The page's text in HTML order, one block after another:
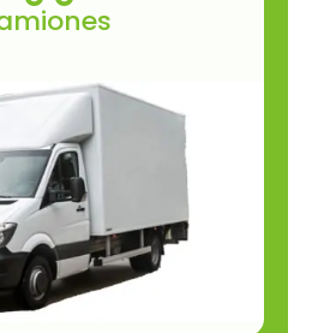
gruas, camiones de
caja abierto, pequeños,
7500 kg, o carrozado.
Alquilar